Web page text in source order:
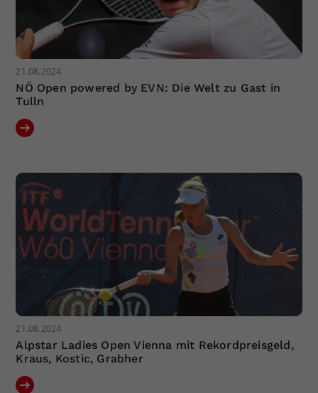
21.08.2024
NÖ Open powered by EVN: Die Welt zu Gast in
Tulln
21.08.2024
Alpstar Ladies Open Vienna mit Rekordpreisgeld,
Kraus, Kostic, Grabher